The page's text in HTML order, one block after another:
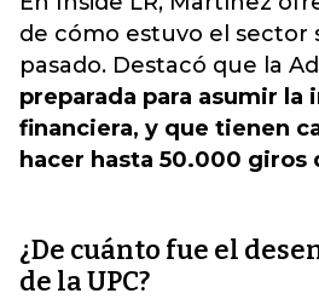
de cómo estuvo el sector
pasado. Destacó que la
preparada para asumir
financiera, y que tienen
hacer hasta 50.000 giros
¿De cuánto fue el
de la UPC?